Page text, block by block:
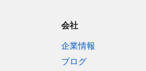
会社
企業情報
ブログ